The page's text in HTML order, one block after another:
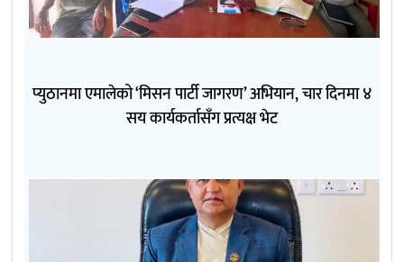
प्युठानमा एमालेको ‘मिसन पार्टी जागरण’ अभियान, चार दिनमा ४
सय कार्यकर्तासँग प्रत्यक्ष भेट